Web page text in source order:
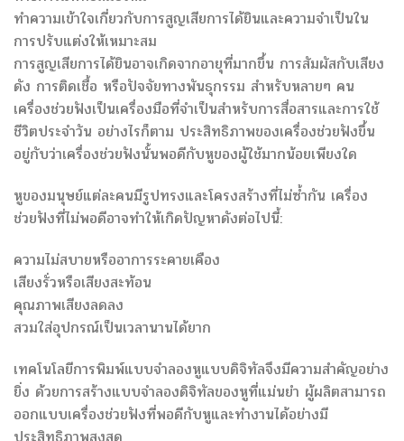
ทำความเข้าใจเกี่ยวกับการสูญเสียการได้ยินและความจำเป็นใน
การปรับแต่งให้เหมาะสม
การสูญเสียการได้ยินอาจเกิดจากอายุที่มากขึ้น การสัมผัสกับเสียง
ดัง การติดเชื้อ หรือปัจจัยทางพันธุกรรม สำหรับหลายๆ คน
เครื่องช่วยฟังเป็นเครื่องมือที่จำเป็นสำหรับการสื่อสารและการใช้
ชีวิตประจำวัน อย่างไรก็ตาม ประสิทธิภาพของเครื่องช่วยฟังขึ้น
อยู่กับว่าเครื่องช่วยฟังนั้นพอดีกับหูของผู้ใช้มากน้อยเพียงใด
หูของมนุษย์แต่ละคนมีรูปทรงและโครงสร้างที่ไม่ซ้ำกัน เครื่อง
ช่วยฟังที่ไม่พอดีอาจทำให้เกิดปัญหาดังต่อไปนี้:
ความไม่สบายหรืออาการระคายเคือง
เสียงรั่วหรือเสียงสะท้อน
คุณภาพเสียงลดลง
สวมใส่อุปกรณ์เป็นเวลานานได้ยาก
เทคโนโลยีการพิมพ์แบบจำลองหูแบบดิจิทัลจึงมีความสำคัญอย่าง
ยิ่ง ด้วยการสร้างแบบจำลองดิจิทัลของหูที่แม่นยำ ผู้ผลิตสามารถ
ออกแบบเครื่องช่วยฟังที่พอดีกับหูและทำงานได้อย่างมี